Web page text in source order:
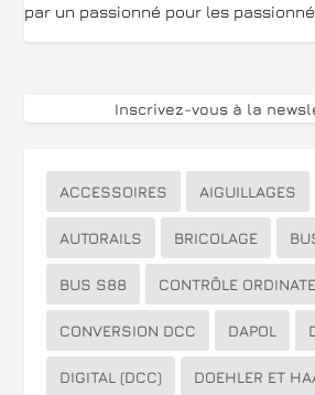
par un passionné pour les
Inscrivez-vous à la
ACCESSOIRES AIGUILLAGES
AUTORAILS BRICOLAGE
BUS S88 CONTRÔLE
CONVERSION DCC DAPOL
DIGITAL (DCC) DOEHLER ET